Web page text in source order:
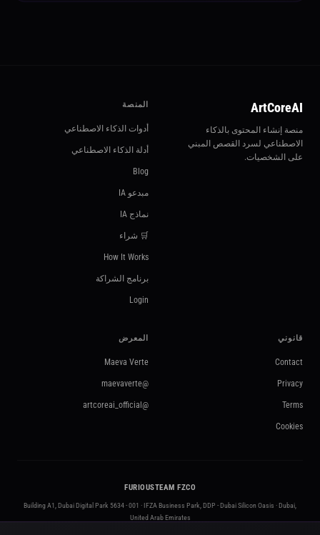
ArtCoreAI
منصة إنشاء المحتوى بالذكاء
الاصطناعي لسرد القصص المبني
على الشخصيات.
المنصة
أدوات الذكاء الاصطناعي
أدلة الذكاء الاصطناعي
Blog
مبدعو IA
نماذج IA
🛒 شراء
How It Works
برنامج الشراكة
Login
قانوني
Contact
Privacy
Terms
Cookies
المعرض
Maeva Verte
@maevaverte
@artcoreai_official
FURIOUSTEAM FZCO
Building A1, Dubai Digital Park 5634 - 001 · IFZA Business Park, DDP - Dubai Silicon Oasis · Dubai,
United Arab Emirates